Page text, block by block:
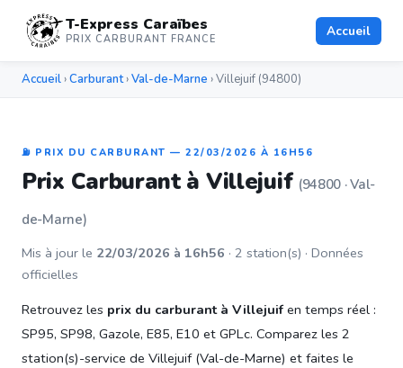
T-Express Caraïbes
PRIX CARBURANT FRANCE Accueil
Accueil ›Carburant›Val-de-Marne › Villejuif (94800)
⛽ PRIX DU CARBURANT — 22/03/2026 À 16H56
Prix Carburant à Villejuif (94800 · Val-
de-Marne)
Mis à jour le 22/03/2026 à 16h56 · 2 station(s) · Données
officielles
Retrouvez les prix du carburant à Villejuifen temps réel :
SP95, SP98, Gazole, E85, E10 et GPLc. Comparez les 2
station(s)-service de Villejuif (Val-de-Marne) et faites le